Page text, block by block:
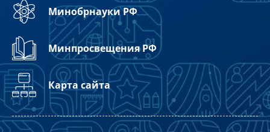
Минобрнауки РФ
Минпросвещения РФ
Карта сайта